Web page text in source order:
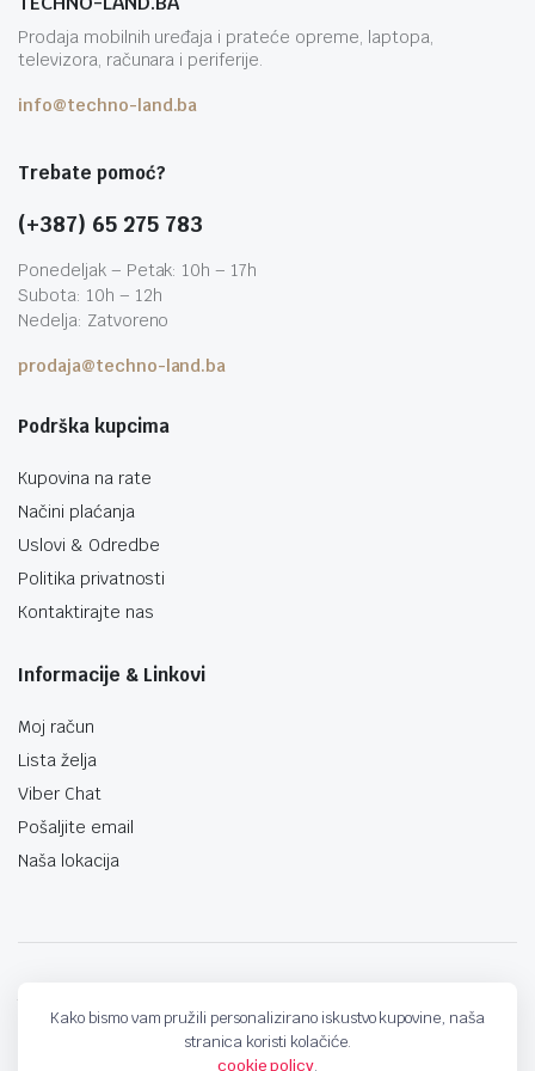
Prodaja mobilnih uređaja i prateće opreme, laptopa,
televizora, računara i periferije.
info@techno-land.ba
Trebate pomoć?
(+387) 65 275 783
Ponedeljak – Petak: 10h – 17h
Subota: 10h – 12h
Nedelja: Zatvoreno
prodaja@techno-land.ba
Podrška kupcima
Kupovina na rate
Načini plaćanja
Uslovi & Odredbe
Politika privatnosti
Kontaktirajte nas
Informacije & Linkovi
Moj račun
Lista želja
Viber Chat
Pošaljite email
Naša lokacija
Kako bismo vam pružili personalizirano iskustvo kupovine, naša
stranica koristi kolačiće.
cookie policy.